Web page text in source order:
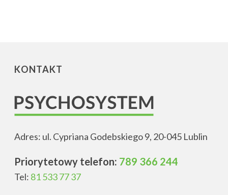
KONTAKT
Adres: ul. Cypriana Godebskiego 9, 20-045 Lublin
Priorytetowy telefon: 789 366 244
Tel: 81 533 77 37